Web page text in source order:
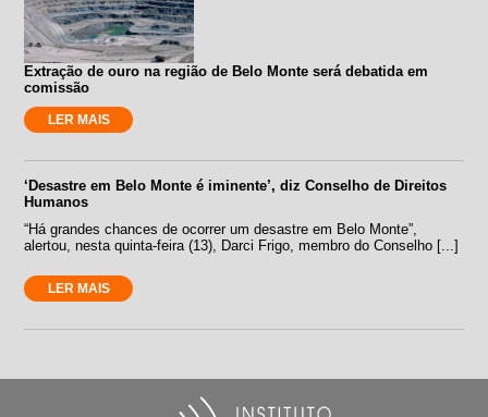
Extração de ouro na região de Belo Monte será debatida em
comissão
LER MAIS
‘Desastre em Belo Monte é iminente’, diz Conselho de Direitos
Humanos
“Há grandes chances de ocorrer um desastre em Belo Monte”,
alertou, nesta quinta-feira (13), Darci Frigo, membro do Conselho [...]
LER MAIS